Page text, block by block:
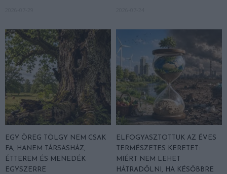
EGY ÖREG TÖLGY NEM CSAK
FA, HANEM TÁRSASHÁZ,
ÉTTEREM ÉS MENEDÉK
EGYSZERRE
ELFOGYASZTOTTUK AZ ÉVES
TERMÉSZETES KERETET:
MIÉRT NEM LEHET
HÁTRADŐLNI, HA KÉSŐBBRE